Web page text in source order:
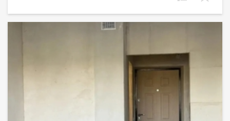
2.65 м2. Новым владельцам остаётся вся мебель, которая
безопасное пространство. · Детская поликлиника — 5 минут
пешком. · 2 детских сада — 6 минут пешком. · Школа — 12 минут
неспешной прогулки. Всё необходимое для роста и развития
ребенка — в шаговой доступности, без необходимости
обременений. Рассмотрим все виды расчёта. Полное юр